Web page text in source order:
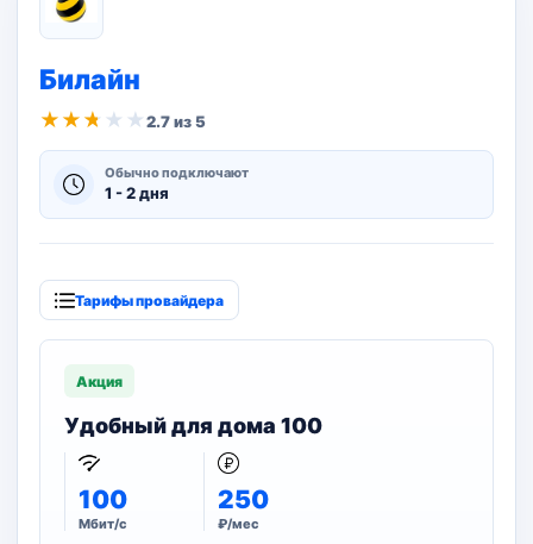
Билайн
★ ★ ★ ★ ★2.7 из 5
Обычно подключают
1 - 2 дня
Тарифы провайдера
Акция
Удобный для дома 100
100
Мбит/с
250
₽/мес